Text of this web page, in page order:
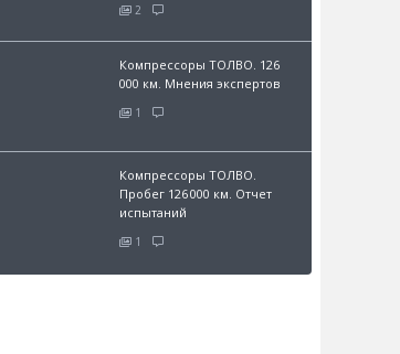
2
Компрессоры ТОЛВО. 126
000 км. Мнения экспертов
1
Компрессоры ТОЛВО.
Пробег 126 000 км. Отчет
испытаний
1